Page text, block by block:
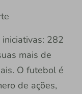
282
mais de
O futebol é
de ações,